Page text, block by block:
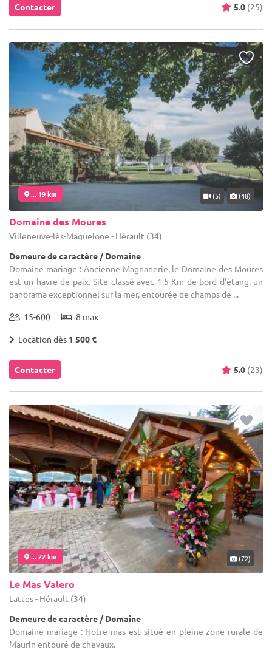
Contacter 5.0 (25)
... 19 km (5) (48)
Domaine des Moures
Villeneuve-lès-Maguelone - Hérault (34)
Demeure de caractère / Domaine
Domaine mariage : Ancienne Magnanerie, le Domaine des Moures
est un havre de paix. Site classé avec 1,5 Km de bord d'étang, un
panorama exceptionnel sur la mer, entourée de champs de ...
15-600 8 max
Location dès 1 500 €
Contacter 5.0 (23)
... 22 km (72)
Le Mas Valero
Lattes - Hérault (34)
Demeure de caractère / Domaine
Domaine mariage : Notre mas est situé en pleine zone rurale de
Maurin entouré de chevaux.